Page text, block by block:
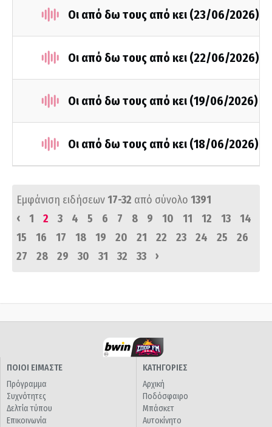
Οι από δω τους από κει (23/06/2026)
Οι από δω τους από κει (22/06/2026)
Οι από δω τους από κει (19/06/2026)
Οι από δω τους από κει (18/06/2026)
Εμφάνιση ειδήσεων17-32 από σύνολο 1391
‹
1 2 3 4 5 6 7 8 9 10 11 12 13
14
15
16 17 18 19 20 21 22 23 24 25
26
27
28 29 30 31 32 33 ›
ΠΟΙΟΙ ΕΙΜΑΣΤΕ
Πρόγραμμα
Συχνότητες
Δελτία τύπου
Επικοινωνία
ΚΑΤΗΓΟΡΙΕΣ
Αρχική
Ποδόσφαιρο
Μπάσκετ
Αυτοκίνητο